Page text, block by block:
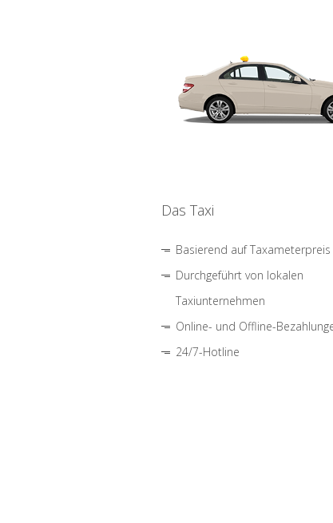
Das Taxi
Basierend auf Taxameterpreis
Durchgeführt von lokalen
Taxiunternehmen
Online- und Offline-
24/7-Hotline